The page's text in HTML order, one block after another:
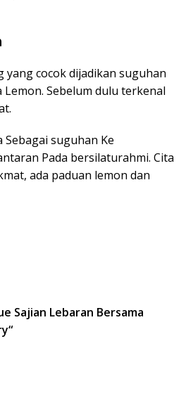
yang cocok dijadikan suguhan
Sebelum dulu terkenal
Sebagai suguhan Ke
Pada bersilaturahmi. Cita
ada paduan lemon dan
Sajian Lebaran Bersama
“